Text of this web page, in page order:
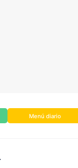
Menú diario